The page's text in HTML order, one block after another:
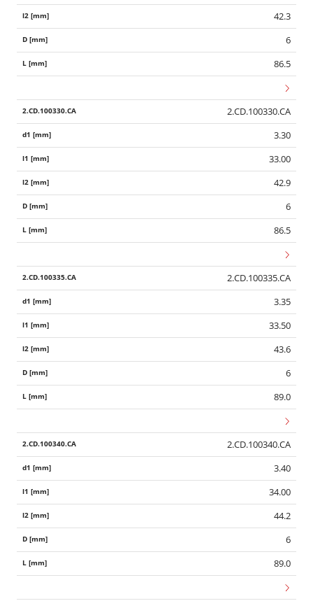
42.3
6
86.5
2.CD.100330.CA
3.30
33.00
42.9
6
86.5
2.CD.100335.CA
3.35
33.50
43.6
6
89.0
2.CD.100340.CA
3.40
34.00
44.2
6
89.0